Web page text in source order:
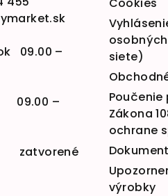
09.00 –
–
siete)
Zákona
ochrane
výrobky